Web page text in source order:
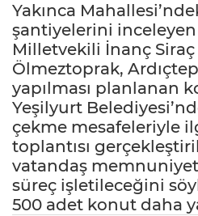
Yakınca
şantiyelerini
Milletvekili İnanç Siraç
Ölmeztoprak,
yapılması planlanan
Yeşilyurt
çekme mesafeleriyle
toplantısı
vatandaş
süreç işletileceğini
500 adet konut daha